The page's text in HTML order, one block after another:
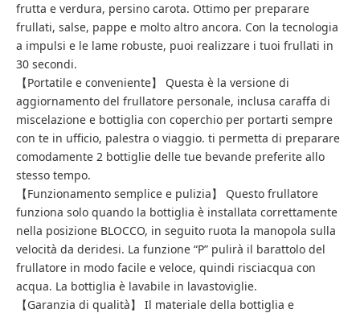
frutta e verdura, persino carota. Ottimo per preparare
frullati, salse, pappe e molto altro ancora. Con la tecnologia
a impulsi e le lame robuste, puoi realizzare i tuoi frullati in
30 secondi.
【Portatile e conveniente】 Questa è la versione di
aggiornamento del frullatore personale, inclusa caraffa di
miscelazione e bottiglia con coperchio per portarti sempre
con te in ufficio, palestra o viaggio. ti permetta di preparare
comodamente 2 bottiglie delle tue bevande preferite allo
stesso tempo.
【Funzionamento semplice e pulizia】 Questo frullatore
funziona solo quando la bottiglia è installata correttamente
nella posizione BLOCCO, in seguito ruota la manopola sulla
velocità da deridesi. La funzione “P” pulirà il barattolo del
frullatore in modo facile e veloce, quindi risciacqua con
acqua. La bottiglia è lavabile in lavastoviglie.
【Garanzia di qualità】 Il materiale della bottiglia e